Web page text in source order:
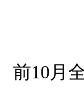
前10月